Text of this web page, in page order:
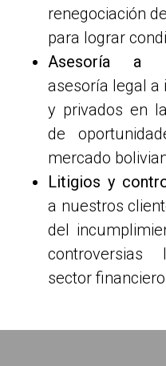
renegociación
para lograr
Asesoría a
asesoría legal a
y privados en
de
mercado
Litigios y
a nuestros
del
sector